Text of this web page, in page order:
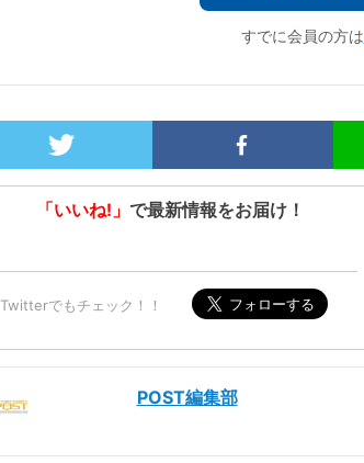
すでに会員の方は
「いいね!」 で最新情報をお届け！
Twitterでもチェック！！
POST編集部